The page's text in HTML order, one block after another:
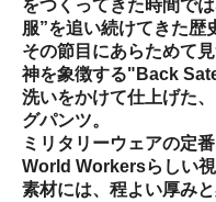
をつくってきた時間で
服”を追い続けてきた歴
その節目にあらためて
神を象徴する"Back
洗いをかけて仕上げた
グパンツ。
ミリタリーウェアの定
World Workersらしい視
素材には、程よい厚み